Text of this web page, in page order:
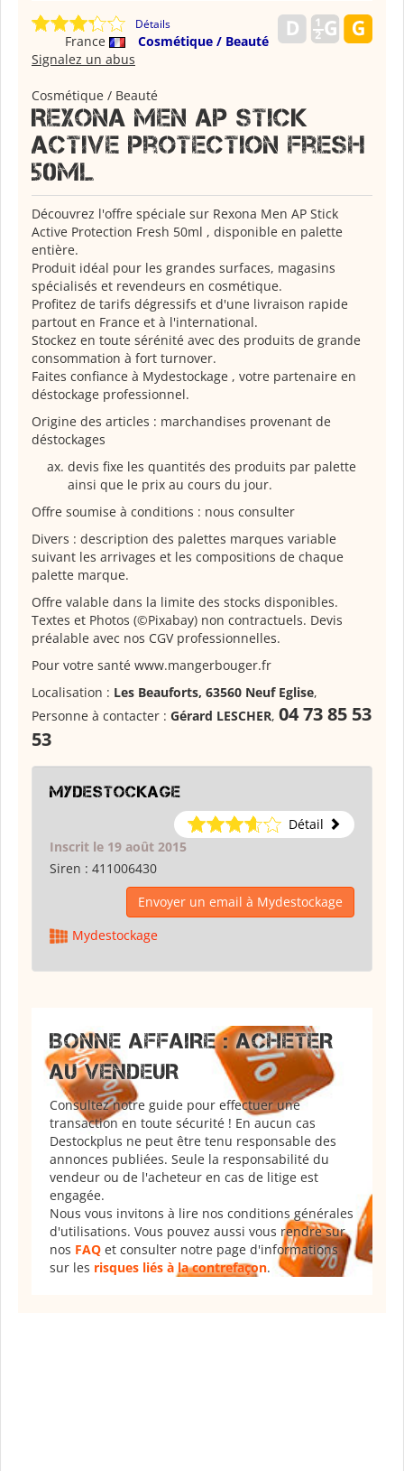
Détails
France
Cosmétique / Beauté
Signalez un abus
Cosmétique / Beauté
Rexona men ap stick
active protection fresh
50ml
Découvrez l'offre spéciale sur Rexona Men AP Stick
Active Protection Fresh 50ml , disponible en palette
entière.
Produit idéal pour les grandes surfaces, magasins
spécialisés et revendeurs en cosmétique.
Profitez de tarifs dégressifs et d'une livraison rapide
partout en France et à l'international.
Stockez en toute sérénité avec des produits de grande
consommation à fort turnover.
Faites confiance à Mydestockage , votre partenaire en
déstockage professionnel.
Origine des articles : marchandises provenant de
déstockages
devis fixe les quantités des produits par palette
ainsi que le prix au cours du jour.
Offre soumise à conditions : nous consulter
Divers : description des palettes marques variable
suivant les arrivages et les compositions de chaque
palette marque.
Offre valable dans la limite des stocks disponibles.
Textes et Photos (©Pixabay) non contractuels. Devis
préalable avec nos CGV professionnelles.
Pour votre santé www.mangerbouger.fr
Localisation : Les Beauforts, 63560 Neuf Eglise,
Personne à contacter : Gérard LESCHER, 04 73 85 53
53
Mydestockage
Détail
Inscrit le 19 août 2015
Siren : 411006430
Envoyer un email à Mydestockage
Mydestockage
BONNE AFFAIRE : ACHETER
AU VENDEUR
Consultez notre guide pour effectuer une
transaction en toute sécurité ! En aucun cas
Destockplus ne peut être tenu responsable des
annonces publiées. Seule la responsabilité du
vendeur ou de l'acheteur en cas de litige est
engagée.
Nous vous invitons à lire nos conditions générales
d'utilisations. Vous pouvez aussi vous rendre sur
nos FAQ et consulter notre page d'informations
sur les risques liés à la contrefaçon.